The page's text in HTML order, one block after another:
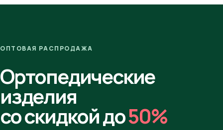
ОПТОВАЯ РАСПРОДАЖА
Ортопедические
изделия
со скидкой до50%